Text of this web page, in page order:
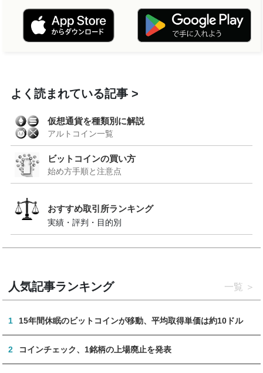
よく読まれている記事
仮想通貨を種類別に解説
アルトコイン一覧
ビットコインの買い方
始め方手順と注意点
おすすめ取引所ランキング
実績・評判・目的別
人気記事ランキング 一覧
1 15年間休眠のビットコインが移動、平均取得単価は約10ドル
2 コインチェック、1銘柄の上場廃止を発表